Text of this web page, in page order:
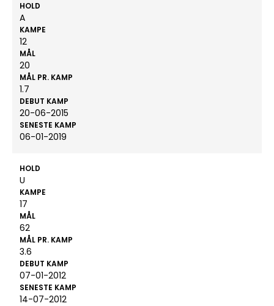
HOLD
A
KAMPE
12
MÅL
20
MÅL PR. KAMP
1.7
DEBUT KAMP
20-06-2015
SENESTE KAMP
06-01-2019
HOLD
U
KAMPE
17
MÅL
62
MÅL PR. KAMP
3.6
DEBUT KAMP
07-01-2012
SENESTE KAMP
14-07-2012